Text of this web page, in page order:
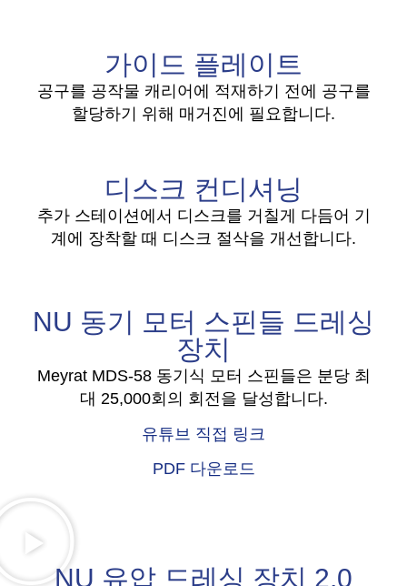
가이드 플레이트
공구를 공작물 캐리어에 적재하기 전에 공구를
할당하기 위해 매거진에 필요합니다.
디스크 컨디셔닝
추가 스테이션에서 디스크를 거칠게 다듬어 기
계에 장착할 때 디스크 절삭을 개선합니다.
NU 동기 모터 스핀들 드레싱
장치
Meyrat MDS-58 동기식 모터 스핀들은 분당 최
대 25,000회의 회전을 달성합니다.
유튜브 직접 링크
PDF 다운로드
NU 유압 드레싱 장치 2.0